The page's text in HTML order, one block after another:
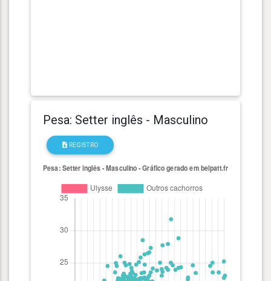
Pesa: Setter inglês - Masculino
REGISTRO